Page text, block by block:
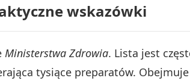
wskazówki
Ministerstwa Zdrowia. Lista jest
tysiące preparatów.